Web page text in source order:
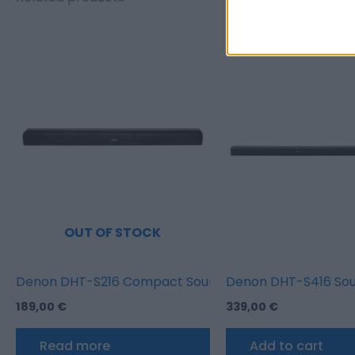
OUT OF STOCK
Denon DHT-S216 Compact Sound Bar
189,00 €
Read more
Denon DHT-S416
339,00 €
Add to cart